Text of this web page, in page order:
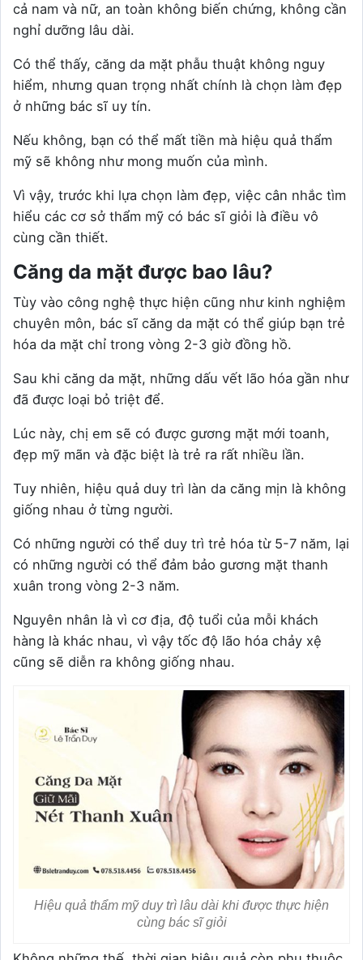
cả nam và nữ, an toàn không biến chứng, không cần
nghỉ dưỡng lâu dài.
Có thể thấy, căng da mặt phẫu thuật không nguy
hiểm, nhưng quan trọng nhất chính là chọn làm đẹp
ở những bác sĩ uy tín.
Nếu không, bạn có thể mất tiền mà hiệu quả thẩm
mỹ sẽ không như mong muốn của mình.
Vì vậy, trước khi lựa chọn làm đẹp, việc cân nhắc tìm
hiểu các cơ sở thẩm mỹ có bác sĩ giỏi là điều vô
cùng cần thiết.
Căng da mặt được bao lâu?
Tùy vào công nghệ thực hiện cũng như kinh nghiệm
chuyên môn, bác sĩ căng da mặt có thể giúp bạn trẻ
hóa da mặt chỉ trong vòng 2-3 giờ đồng hồ.
Sau khi căng da mặt, những dấu vết lão hóa gần như
đã được loại bỏ triệt để.
Lúc này, chị em sẽ có được gương mặt mới toanh,
đẹp mỹ mãn và đặc biệt là trẻ ra rất nhiều lần.
Tuy nhiên, hiệu quả duy trì làn da căng mịn là không
giống nhau ở từng người.
Có những người có thể duy trì trẻ hóa từ 5-7 năm, lại
có những người có thể đảm bảo gương mặt thanh
xuân trong vòng 2-3 năm.
Nguyên nhân là vì cơ địa, độ tuổi của mỗi khách
hàng là khác nhau, vì vậy tốc độ lão hóa chảy xệ
cũng sẽ diễn ra không giống nhau.
Hiệu quả thẩm mỹ duy trì lâu dài khi được thực hiện
cùng bác sĩ giỏi